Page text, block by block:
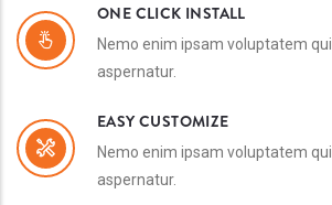
ONE CLICK INSTALL
Nemo enim ipsam voluptatem
aspernatur.
EASY CUSTOMIZE
Nemo enim ipsam voluptatem
aspernatur.